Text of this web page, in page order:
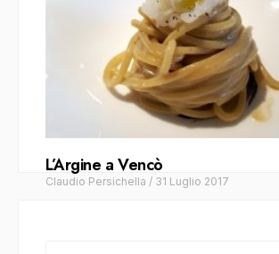
L’Argine a Vencò
Claudio Persichella / 31 Luglio 2017